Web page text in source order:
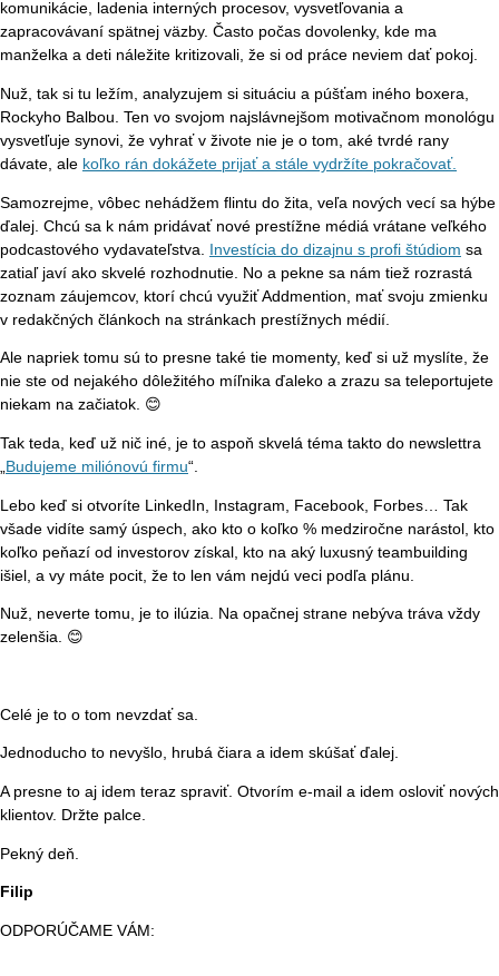
komunikácie, ladenia interných procesov, vysvetľovania a
zapracovávaní spätnej väzby. Často počas dovolenky, kde ma
manželka a deti náležite kritizovali, že si od práce neviem dať pokoj.
Nuž, tak si tu ležím, analyzujem si situáciu a púšťam iného boxera,
Rockyho Balbou. Ten vo svojom najslávnejšom motivačnom monológu
vysvetľuje synovi, že vyhrať v živote nie je o tom, aké tvrdé rany
dávate, ale koľko rán dokážete prijať a stále vydržíte pokračovať.
Samozrejme, vôbec nehádžem flintu do žita, veľa nových vecí sa hýbe
ďalej. Chcú sa k nám pridávať nové prestížne médiá vrátane veľkého
podcastového vydavateľstva. Investícia do dizajnu s profi štúdiom sa
zatiaľ javí ako skvelé rozhodnutie. No a pekne sa nám tiež rozrastá
zoznam záujemcov, ktorí chcú využiť Addmention, mať svoju zmienku
v redakčných článkoch na stránkach prestížnych médií.
Ale napriek tomu sú to presne také tie momenty, keď si už myslíte, že
nie ste od nejakého dôležitého míľnika ďaleko a zrazu sa teleportujete
niekam na začiatok. 😊
Tak teda, keď už nič iné, je to aspoň skvelá téma takto do newslettra
„Budujeme miliónovú firmu“.
Lebo keď si otvoríte LinkedIn, Instagram, Facebook, Forbes… Tak
všade vidíte samý úspech, ako kto o koľko % medziročne narástol, kto
koľko peňazí od investorov získal, kto na aký luxusný teambuilding
išiel, a vy máte pocit, že to len vám nejdú veci podľa plánu.
Nuž, neverte tomu, je to ilúzia. Na opačnej strane nebýva tráva vždy
zelenšia. 😊
Celé je to o tom nevzdať sa.
Jednoducho to nevyšlo, hrubá čiara a idem skúšať ďalej.
A presne to aj idem teraz spraviť. Otvorím e-mail a idem osloviť nových
klientov. Držte palce.
Pekný deň.
Filip
ODPORÚČAME VÁM: